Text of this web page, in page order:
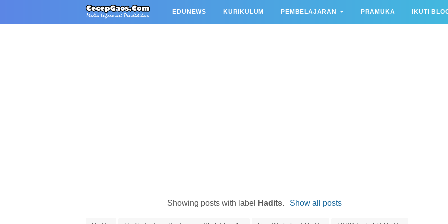
EDUNEWS KURIKULUM PEMBELAJARAN PRAMUKA IKUTI
Showing posts with label Hadits. Show all posts